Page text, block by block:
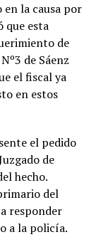
en la causa por
que esta
de
de Sáenz
el fiscal ya
en estos
el pedido
de
hecho.
del
responder
a la policía.